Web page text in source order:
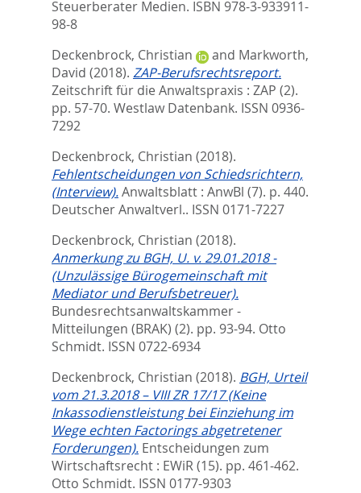
Steuerberater Medien. ISBN 978-3-933911-
98-8
Deckenbrock, Christian
and Markworth,
David (2018). ZAP-Berufsrechtsreport.
Zeitschrift für die Anwaltspraxis : ZAP (2).
pp. 57-70. Westlaw Datenbank. ISSN 0936-
7292
Deckenbrock, Christian (2018).
Fehlentscheidungen von Schiedsrichtern,
(Interview).Anwaltsblatt : AnwBl (7). p. 440.
Deutscher Anwaltverl.. ISSN 0171-7227
Deckenbrock, Christian (2018).
Anmerkung zu BGH, U. v. 29.01.2018 -
(Unzulässige Bürogemeinschaft mit
Mediator und Berufsbetreuer).
Bundesrechtsanwaltskammer -
Mitteilungen (BRAK) (2). pp. 93-94. Otto
Schmidt. ISSN 0722-6934
Deckenbrock, Christian (2018). BGH, Urteil
vom 21.3.2018 – VIII ZR 17/17 (Keine
Inkassodienstleistung bei Einziehung im
Wege echten Factorings abgetretener
Forderungen). Entscheidungen zum
Wirtschaftsrecht : EWiR (15). pp. 461-462.
Otto Schmidt. ISSN 0177-9303